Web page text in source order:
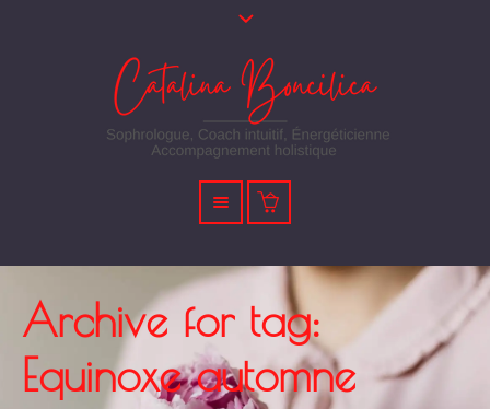
Archive for tag:
Equinoxe automne